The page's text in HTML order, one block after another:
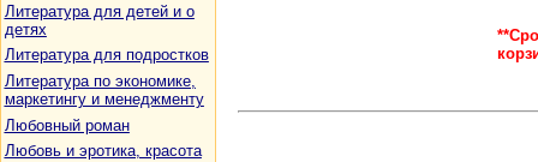
Литература для детей и о
детях
Литература для подростков
Литература по экономике,
маркетингу и менеджменту
Любовный роман
Любовь и эротика, красота